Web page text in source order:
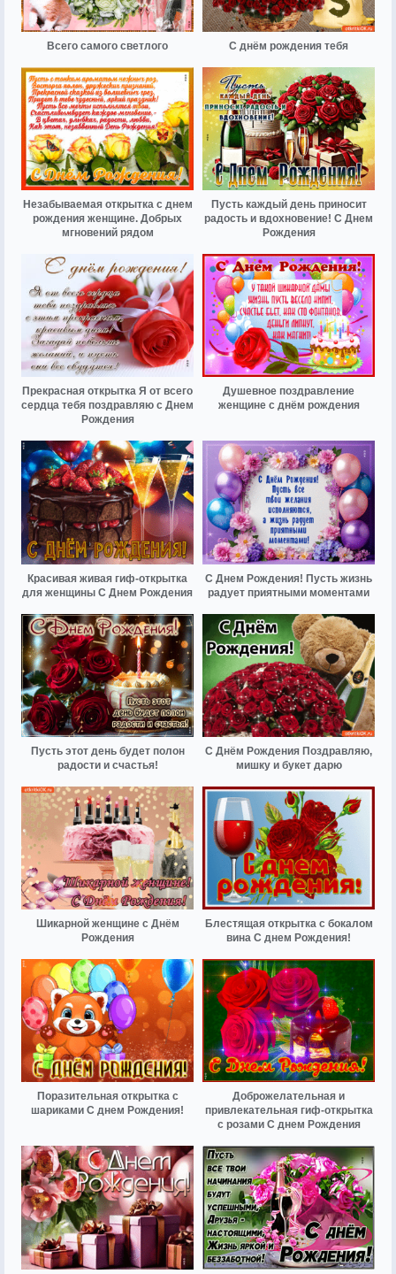
Всего самого светлого С днём рождения тебя
Незабываемая открытка с днем
рождения женщине. Добрых
мгновений рядом
Пусть каждый день приносит
радость и вдохновение! С Днем
Рождения
Прекрасная открытка Я от всего
сердца тебя поздравляю с Днем
Рождения
Душевное поздравление
женщине с днём рождения
Красивая живая гиф-открытка
для женщины С Днем Рождения
С Днем Рождения! Пусть жизнь
радует приятными моментами
Пусть этот день будет полон
радости и счастья!
С Днём Рождения Поздравляю,
мишку и букет дарю
Шикарной женщине с Днём
Рождения
Блестящая открытка с бокалом
вина С днем Рождения!
Поразительная открытка с
шариками С днем Рождения!
Доброжелательная и
привлекательная гиф-открытка
с розами С днем Рождения